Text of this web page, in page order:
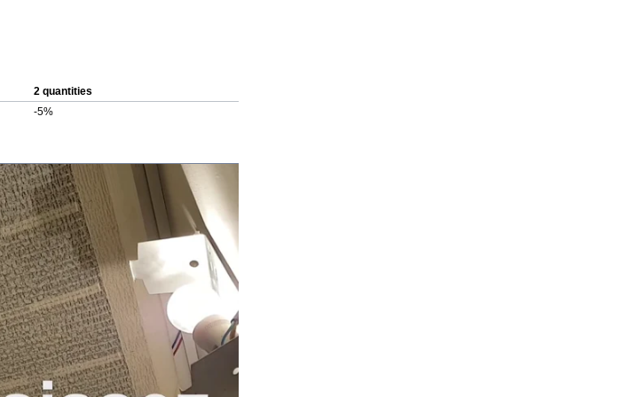
2 quantities
-5%